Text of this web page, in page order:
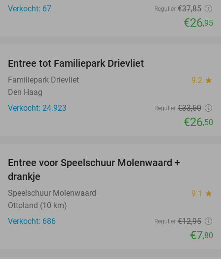
Verkocht: 67
Regulier €37,85
€26,95
Entree tot Familiepark Drievliet
Familiepark Drievliet 9.2 star
Den Haag
Verkocht: 24.923
Regulier €33,50
€26,50
Entree voor Speelschuur Molenwaard +
drankje
Speelschuur Molenwaard 9.1 star
Ottoland (10 km)
Verkocht: 686
Regulier €12,95
€7,80